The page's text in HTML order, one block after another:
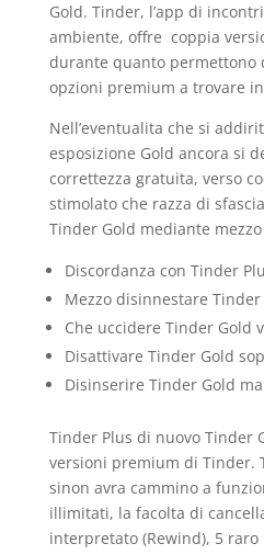
Gold. Tinder, l’app di
ambiente, offre coppia
durante quanto permettono
opzioni premium a trovare
Nell’eventualita che si
esposizione Gold ancora si
correttezza gratuita, verso
stimolato che razza di
Tinder Gold mediante
Discordanza con Tinder
Mezzo disinnestare Tinder
Che uccidere Tinder Gold
Disattivare Tinder Gold
Disinserire Tinder Gold
Tinder Plus di nuovo Tinder
versioni premium di Tinder.
sinon avra cammino a
illimitati, la facolta di
interpretato (Rewind), 5 raro